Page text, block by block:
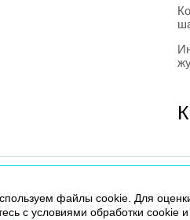
на соответствующие нашей
пресс-релизы и другие
файлы cookie. Для
с условиями обработки cookie